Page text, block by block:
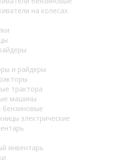
на колесах
и райдеры
трактора
машины
бензиновые
электрические
инвентарь